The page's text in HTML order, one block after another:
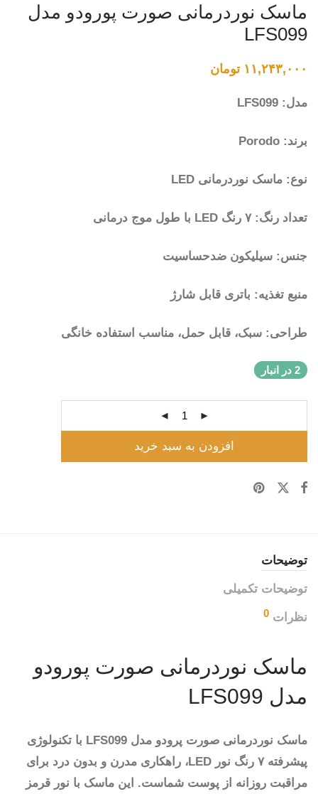
ماسک نوردرمانی صورت پورودو مدل
LFS099
۱۱,۲۴۳,۰۰۰ تومان
مدل: LFS099
برند: Porodo
نوع: ماسک نوردرمانی LED
تعداد رنگ: ۷ رنگ LED با طول موج درمانی
جنس: سیلیکون ضدحساسیت
منبع تغذیه: باتری قابل شارژ
طراحی: سبک، قابل حمل، مناسب استفاده خانگی
2 در انبار
افزودن به سبد خرید
توضیحات
توضیحات تکمیلی
نظرات 0
ماسک نوردرمانی صورت پورودو
مدل LFS099
ماسک نوردرمانی صورت پرودو مدل LFS099 با تکنولوژی
پیشرفته ۷ رنگ نور LED، راهکاری مدرن و بدون درد برای
مراقبت روزانه از پوست شماست. این ماسک با نور قرمز